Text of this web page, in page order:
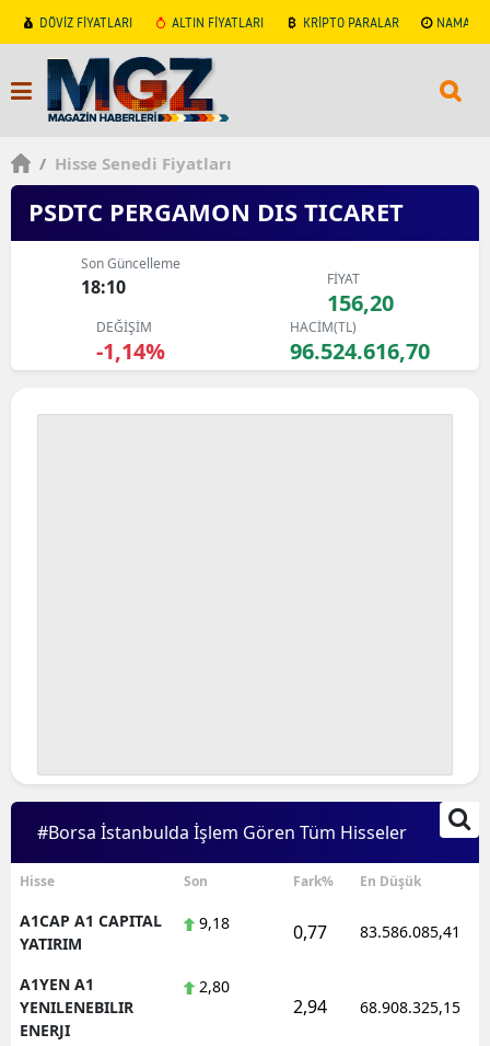
DÖVİZ FİYATLARI ALTIN FİYATLARI KRİPTO PARALAR NAMAZ
/ Hisse Senedi Fiyatları
PSDTC PERGAMON DIS TICARET
Son Güncelleme
18:10 FİYAT
156,20
DEĞİŞİM
-1,14%
HACİM(TL)
96.524.616,70
#Borsa İstanbulda İşlem Gören Tüm Hisseler
Hisse Son Fark% En Düşük
A1CAP A1 CAPITAL
YATIRIM
9,18 0,77 83.586.085,41
A1YEN A1
YENILENEBILIR
ENERJI
2,80
2,94 68.908.325,15